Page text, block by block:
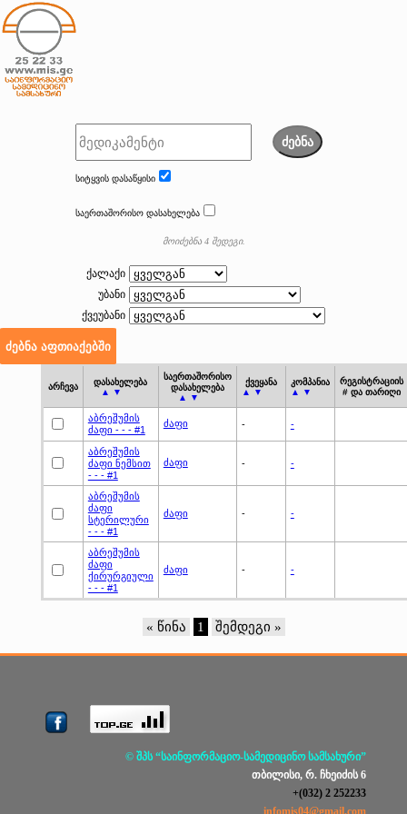
ძებნა
სიტყვის დასაწყისი
საერთაშორისო დასახელება
მოიძებნა 4 შედეგი.
ქალაქი
უბანი
ქვეუბანი
არჩევა
დასახელება
▲ ▼
საერთაშორისო
დასახელება
▲ ▼
ქვეყანა
▲ ▼
კომპანია
▲ ▼
რეგისტრაციის
# და თარიღი
აბრეშუმის
ძაფი - - - #1
ძაფი - -
აბრეშუმის
ძაფი ნემსით
- - - #1
ძაფი - -
აბრეშუმის
ძაფი
სტერილური
- - - #1
ძაფი - -
აბრეშუმის
ძაფი
ქირურგიული
- - - #1
ძაფი - -
« წინა 1 შემდეგი »
© შპს “საინფორმაციო-სამედიცინო სამსახური”
თბილისი, რ. ჩხეიძის 6
+(032) 2 252233
infomis04@gmail.com